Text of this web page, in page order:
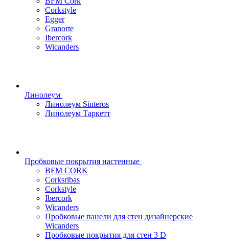
Corkstyle
Egger
Granorte
Ibercork
Wicanders
Линолеум
Линолеум Sinteros
Линолеум Таркетт
Пробковые покрытия настенные
BFM CORK
Corksribas
Corkstyle
Ibercork
Wicanders
Пробковые панели для стен дизайнерские
Wicanders
Пробковые покрытия для стен 3 D